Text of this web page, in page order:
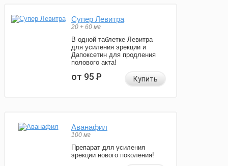
Супер Левитра
20 + 60 мг
В одной таблетке Левитра
для усиления эрекции и
Дапоксетин для продления
полового акта!
от 95Р Купить
Аванафил
100 мг
Препарат для усиления
эрекции нового поколения!